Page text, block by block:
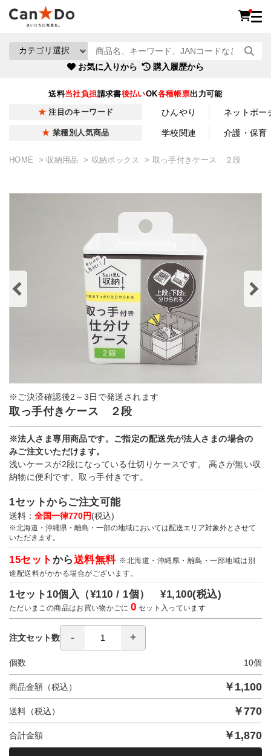
お気に入りから 購入履歴から
送料当社負担請求書後払いOK各種帳票出力可能
注目のキーワード ひんやり ネットポー
業種別人気商品 学校関連 介護・保育
HOME 収納用品 収納ボックス 取っ手付きケース ２段
※ご決済確認後2～3日で発送されます
取っ手付きケース ２段
※法人さま専用商品です。ご指定の配送先が法人さまの場合の
みご注文いただけます。
浅いケースが2段になっている仕切りケースです。 高さが無い収
納物に便利です。取っ手付きです。
1セットからご注文可能
送料： 全国一律770円(税込)
※北海道・沖縄県・離島・一部の地域においては配送エリア対象外とさせて
いただきます。
15セット から送料無料 ※北海道・沖縄県・離島・一部地域は別
途配送料がかかる場合がございます。
1セット10個入（¥110 / 1個）¥1,100(税込)
ただいまこの商品はお買い物かごに0 セット入っています
注文セット数
個数 10個
商品金額（税込） ￥ 1,100
送料（税込） ￥770
合計金額 ￥ 1,870